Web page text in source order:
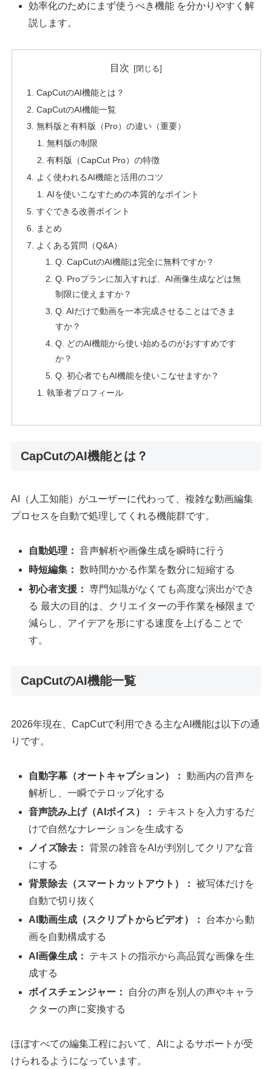
効率化のためにまず使うべき機能 を分かりやすく解
説します。
目次
CapCutのAI機能とは？
CapCutのAI機能一覧
無料版と有料版（Pro）の違い（重要）
無料版の制限
有料版（CapCut Pro）の特徴
よく使われるAI機能と活用のコツ
AIを使いこなすための本質的なポイント
すぐできる改善ポイント
まとめ
よくある質問（Q&A）
Q. CapCutのAI機能は完全に無料ですか？
Q. Proプランに加入すれば、AI画像生成などは無
制限に使えますか？
Q. AIだけで動画を一本完成させることはできま
すか？
Q. どのAI機能から使い始めるのがおすすめです
か？
Q. 初心者でもAI機能を使いこなせますか？
執筆者プロフィール
CapCutのAI機能とは？
AI（人工知能）がユーザーに代わって、複雑な動画編集
プロセスを自動で処理してくれる機能群です。
自動処理： 音声解析や画像生成を瞬時に行う
時短編集： 数時間かかる作業を数分に短縮する
初心者支援： 専門知識がなくても高度な演出ができ
る 最大の目的は、クリエイターの手作業を極限まで
減らし、アイデアを形にする速度を上げることで
す。
CapCutのAI機能一覧
2026年現在、CapCutで利用できる主なAI機能は以下の通
りです。
自動字幕（オートキャプション）： 動画内の音声を
解析し、一瞬でテロップ化する
音声読み上げ（AIボイス）：
テキストを入力するだ
けで自然なナレーションを生成する
ノイズ除去： 背景の雑音をAIが判別してクリアな音
にする
背景除去（スマートカットアウト）： 被写体だけを
自動で切り抜く
AI動画生成（スクリプトからビデオ）：
台本から動
画を自動構成する
AI画像生成：
テキストの指示から高品質な画像を生
成する
ボイスチェンジャー：
自分の声を別人の声やキャラ
クターの声に変換する
ほぼすべての編集工程において、AIによるサポートが受
けられるようになっています。